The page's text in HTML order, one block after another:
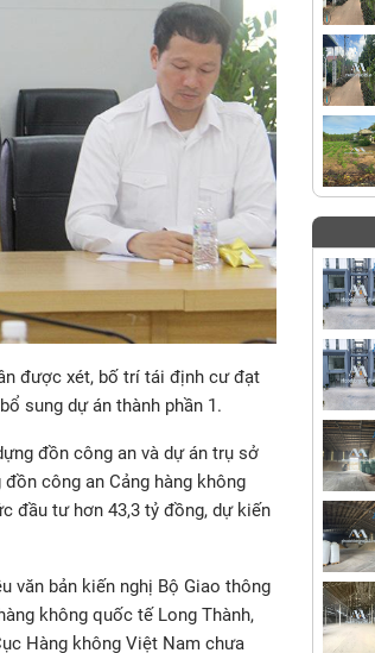
được xét, bố trí tái định cư đạt
sung dự án thành phần 1.
đồn công an và dự án trụ sở
công an Cảng hàng không
đầu tư hơn 43,3 tỷ đồng, dự kiến
văn bản kiến nghị Bộ Giao thông
không quốc tế Long Thành,
Hàng không Việt Nam chưa